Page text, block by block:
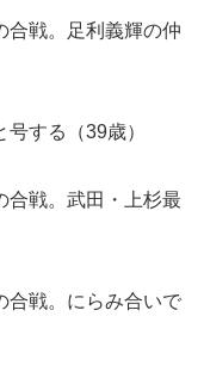
戦。足利義輝の仲
する（39歳）
戦。武田・上杉最
戦。にらみ合いで